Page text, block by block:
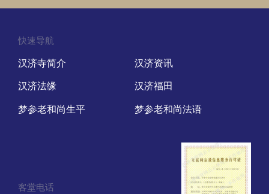
快速导航
汉济寺简介 汉济资讯
汉济法缘 汉济福田
梦参老和尚生平 梦参老和尚法语
客堂电话